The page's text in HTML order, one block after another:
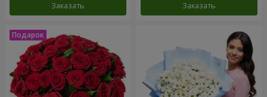
Заказать Заказать